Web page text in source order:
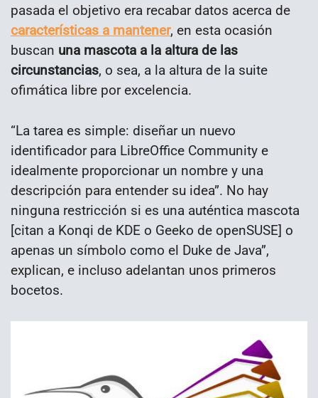
pasada el objetivo era recabar datos acerca de
características a mantener, en esta ocasión
buscan una mascota a la altura de las
circunstancias, o sea, a la altura de la suite
ofimática libre por excelencia.
“La tarea es simple: diseñar un nuevo
identificador para LibreOffice Community e
idealmente proporcionar un nombre y una
descripción para entender su idea”. No hay
ninguna restricción si es una auténtica mascota
[citan a Konqi de KDE o Geeko de openSUSE] o
apenas un símbolo como el Duke de Java”,
explican, e incluso adelantan unos primeros
bocetos.